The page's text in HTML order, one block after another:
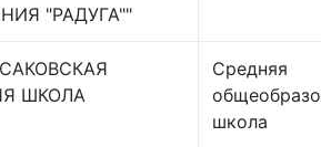
"РАДУГА""
ШКОЛА
Средняя
школа